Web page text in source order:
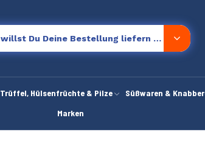
Wohin willst Du Deine Bestellung liefern lassen?
Trüffel, Hülsenfrüchte & Pilze Süßwaren &
Marken